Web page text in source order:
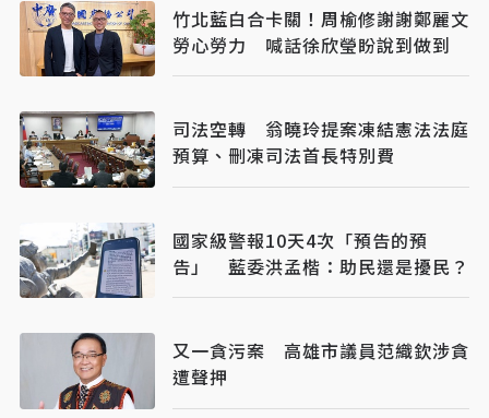
竹北藍白合卡關！周榆修謝謝鄭麗文
勞心勞力 喊話徐欣瑩盼說到做到
司法空轉 翁曉玲提案凍結憲法法庭
預算、刪凍司法首長特別費
國家級警報10天4次「預告的預
告」 藍委洪孟楷：助民還是擾民？
又一貪污案 高雄市議員范織欽涉貪
遭聲押